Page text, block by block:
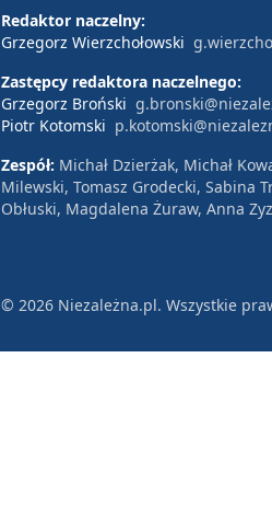
Redaktor naczelny:
Grzegorz Wierzchołowski
Zastępcy redaktora naczelnego:
Grzegorz Broński
Piotr Kotomski
Zespół: Michał Dzierżak, Michał
Milewski, Tomasz Grodecki, Sabina
Obłuski, Magdalena Żuraw, Anna
© 2026 Niezależna.pl. Wszystkie